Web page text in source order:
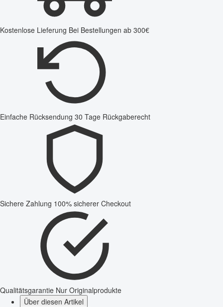
Kostenlose Lieferung Bei Bestellungen ab 300€
Einfache Rücksendung 30 Tage Rückgaberecht
Sichere Zahlung 100% sicherer Checkout
Qualitätsgarantie Nur Originalprodukte
Über diesen Artikel